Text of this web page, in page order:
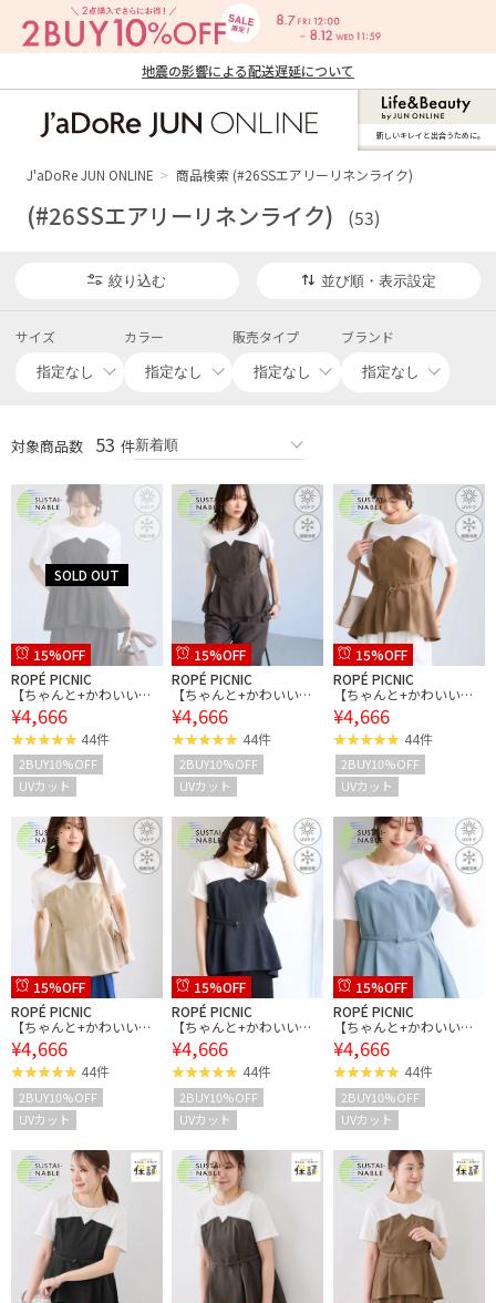
地震の影響による配送遅延について
ン オンライン）
新しいキレイと出合うために。
J'aDoRe JUN ONLINE 商品検索 (#26SSエアリーリネンライク)
(#26SSエアリーリネンライク) (53)
絞り込む 並び順・表示設定
サイズ カラー 販売タイプ ブランド
対象商品数 53 件
15%OFF
ROPÉ PICNIC
【ちゃんと+かわいい保
証】エアリーリネンライ
ク ドッキングカットトッ
プス/UVケア
¥4,666
44件
2BUY10%OFF
UVカット
15%OFF
ROPÉ PICNIC
【ちゃんと+かわいい保
証】エアリーリネンライ
ク ドッキングカットトッ
プス/UVケア
¥4,666
44件
2BUY10%OFF
UVカット
15%OFF
ROPÉ PICNIC
【ちゃんと+かわいい保
証】エアリーリネンライ
ク ドッキングカットトッ
プス/UVケア
¥4,666
44件
2BUY10%OFF
UVカット
15%OFF
ROPÉ PICNIC
【ちゃんと+かわいい保
証】エアリーリネンライ
ク ドッキングカットトッ
プス/UVケア
¥4,666
44件
2BUY10%OFF
UVカット
15%OFF
ROPÉ PICNIC
【ちゃんと+かわいい保
証】エアリーリネンライ
ク ドッキングカットトッ
プス/UVケア
¥4,666
44件
2BUY10%OFF
UVカット
15%OFF
ROPÉ PICNIC
【ちゃんと+かわいい保
証】エアリーリネンライ
ク ドッキングカットトッ
プス/UVケア
¥4,666
44件
2BUY10%OFF
UVカット